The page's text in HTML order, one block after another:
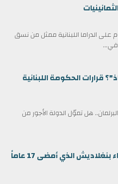
على الدراما اللبنانية ممثل من نسق
في...
قرارات الحكومة اللبنانية
هل تموّل الدولة الأجور من
من هو طارق رحمن رئيس وزراء بنغلاديش الذي أمضى 17 عاماً